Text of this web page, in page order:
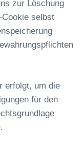
zur Löschung
selbst
erfolgt, um die
für den